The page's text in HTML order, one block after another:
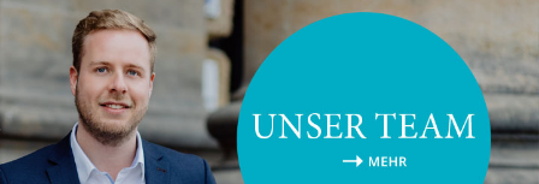
Potsdam
Regensburg
Rostock